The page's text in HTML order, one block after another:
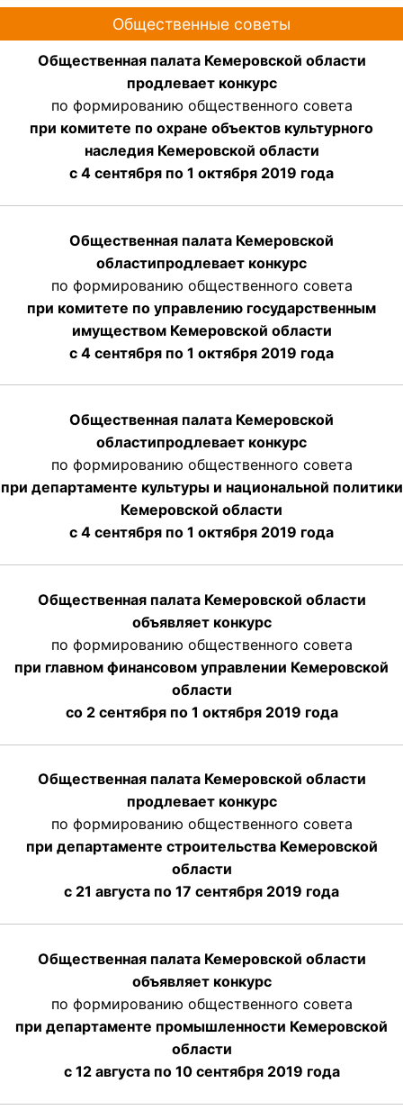
Общественные советы
Общественная палата Кемеровской области
продлевает конкурс
по формированию общественного совета
при комитете по охране объектов культурного
наследия Кемеровской области
с 4 сентября по 1 октября 2019 года
Общественная палата Кемеровской
областипродлевает конкурс
по формированию общественного совета
при комитете по управлению государственным
имуществом Кемеровской области
с 4 сентября по 1 октября 2019 года
Общественная палата Кемеровской
областипродлевает конкурс
по формированию общественного совета
при департаменте культуры и национальной политики
Кемеровской области
с 4 сентября по 1 октября 2019 года
Общественная палата Кемеровской области
объявляет конкурс
по формированию общественного совета
при главном финансовом управлении Кемеровской
области
со 2 сентября по 1 октября 2019 года
Общественная палата Кемеровской области
продлевает конкурс
по формированию общественного совета
при департаменте строительства Кемеровской
области
с 21 августа по 17 сентября 2019 года
Общественная палата Кемеровской области
объявляет конкурс
по формированию общественного совета
при департаменте промышленности Кемеровской
области
с 12 августа по 10 сентября 2019 года